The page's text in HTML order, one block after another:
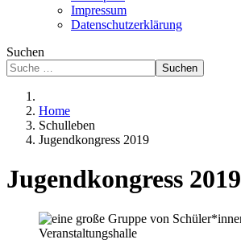
Impressum
Datenschutzerklärung
Suchen
Suchen
Home
Schulleben
Jugendkongress 2019
Jugendkongress 2019